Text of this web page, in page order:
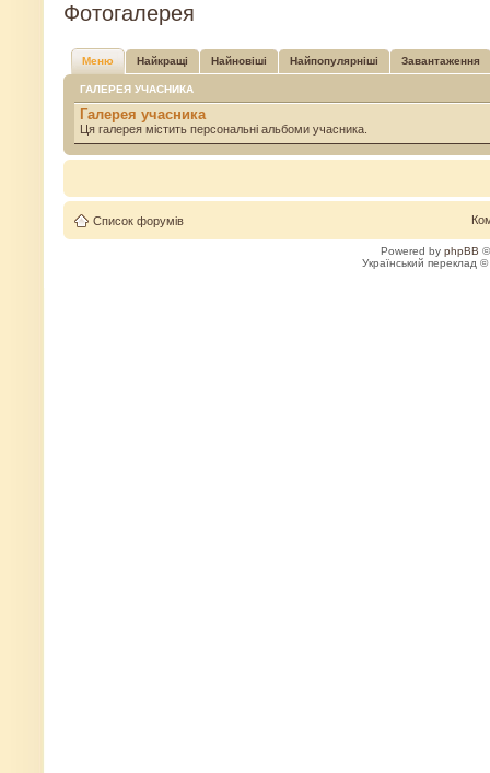
Фотогалерея
Меню Найкращі Найновіші Найпопулярніші Завантаження
ГАЛЕРЕЯ УЧАСНИКА
Галерея учасника
Ця галерея містить персональні альбоми учасника.
Список форумів
Powered by phpBB
Український переклад